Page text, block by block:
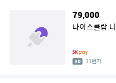
끈나시원피스,
79,000
나이스클랍
11번가